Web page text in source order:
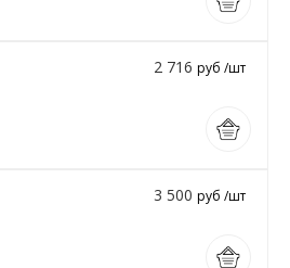
2 716 руб /шт
3 500 руб /шт